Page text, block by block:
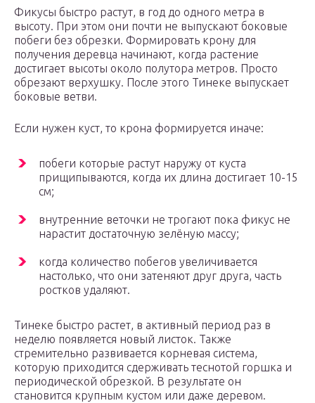
Фикусы быстро растут, в год до одного метра в
высоту. При этом они почти не выпускают боковые
побеги без обрезки. Формировать крону для
получения деревца начинают, когда растение
достигает высоты около полутора метров. Просто
обрезают верхушку. После этого Тинеке выпускает
боковые ветви.
Если нужен куст, то крона формируется иначе:
побеги которые растут наружу от куста
прищипываются, когда их длина достигает 10-15
см;
внутренние веточки не трогают пока фикус не
нарастит достаточную зелёную массу;
когда количество побегов увеличивается
настолько, что они затеняют друг друга, часть
ростков удаляют.
Тинеке быстро растет, в активный период раз в
неделю появляется новый листок. Также
стремительно развивается корневая система,
которую приходится сдерживать теснотой горшка и
периодической обрезкой. В результате он
становится крупным кустом или даже деревом.